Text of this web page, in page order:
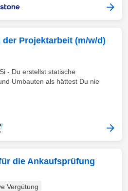
Projektarbeit (m/w/d)
- Du erstellst statische
Umbauten als hättest Du nie
die Ankaufsprüfung
Vergütung